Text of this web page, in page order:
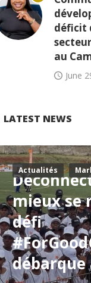
déficit
au
June
LATEST NEWS
mieux se
défi
Actualités